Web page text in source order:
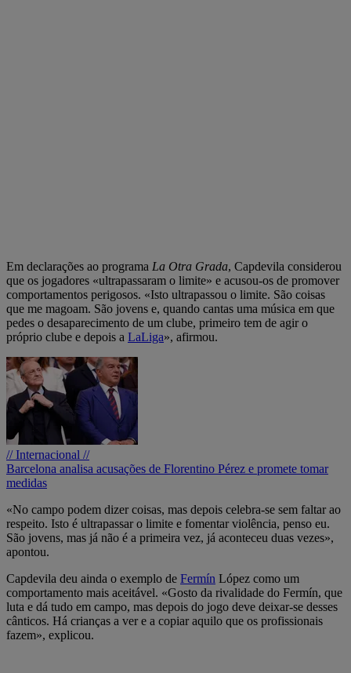
Em declarações ao programa La Otra Grada, Capdevila considerou
que os jogadores «ultrapassaram o limite» e acusou-os de promover
comportamentos perigosos. «Isto ultrapassou o limite. São coisas
que me magoam. São jovens e, quando cantas uma música em que
pedes o desaparecimento de um clube, primeiro tem de agir o
próprio clube e depois a LaLiga», afirmou.
// Internacional //
Barcelona analisa acusações de Florentino Pérez e promete tomar
medidas
«No campo podem dizer coisas, mas depois celebra-se sem faltar ao
respeito. Isto é ultrapassar o limite e fomentar violência, penso eu.
São jovens, mas já não é a primeira vez, já aconteceu duas vezes»,
apontou.
Capdevila deu ainda o exemplo de Fermín López como um
comportamento mais aceitável. «Gosto da rivalidade do Fermín, que
luta e dá tudo em campo, mas depois do jogo deve deixar-se desses
cânticos. Há crianças a ver e a copiar aquilo que os profissionais
fazem», explicou.